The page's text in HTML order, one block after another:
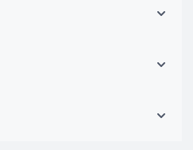
foto- eller
på kompromis med